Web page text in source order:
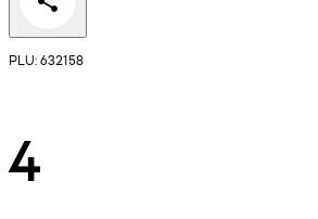
PLU: 632158
4